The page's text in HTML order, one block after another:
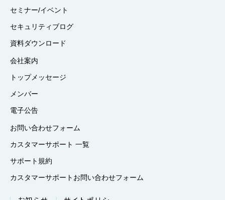
セミナー/イベント
セキュリティブログ
資料ダウンロード
会社案内
トップメッセージ
メンバー
電子公告
お問い合わせフォーム
カスタマーサポート 一覧
サポート規約
カスタマーサポートお問い合わせフォーム